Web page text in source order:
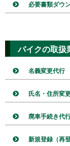
必要書類ダウ
バイクの取扱
名義変更代行
氏名・住所変
廃車手続き代
新規登録（再